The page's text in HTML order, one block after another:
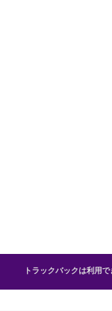
トラックバックは利用で